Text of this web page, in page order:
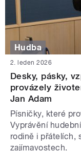
Hudba
2. leden 2026
Desky, pásky,
provázely
Jan Adam
Písničky, které
Vyprávění
rodině i přátelích,
zajímavostech.